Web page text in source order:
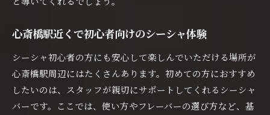
心斎橋駅近くで初心者向けのシーシャ体験
シーシャ初心者の方にも安心して楽しんでいただける場所が
心斎橋駅周辺にはたくさんあります。初めての方におすすめ
したいのは、スタッフが親切にサポートしてくれるシーシャ
バーです。ここでは、使い方やフレーバーの選び方など、基